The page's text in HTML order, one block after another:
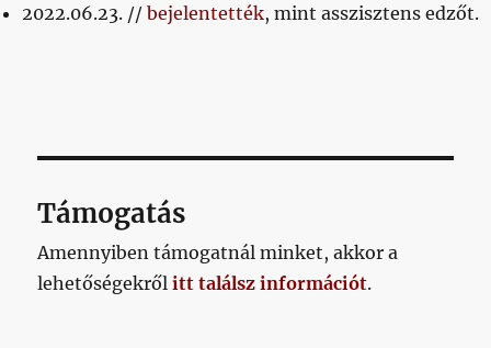
2022.06.23. // bejelentették, mint asszisztens edzőt.
Támogatás
Amennyiben támogatnál minket, akkor a
lehetőségekrőlitt találsz információt.